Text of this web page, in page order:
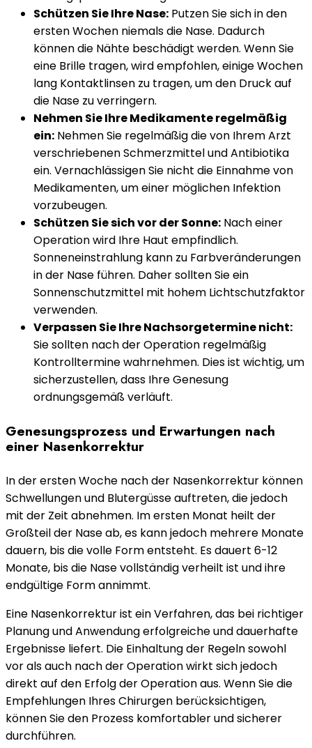
Schützen Sie Ihre Nase: Putzen Sie sich in den
ersten Wochen niemals die Nase. Dadurch
können die Nähte beschädigt werden. Wenn Sie
eine Brille tragen, wird empfohlen, einige Wochen
lang Kontaktlinsen zu tragen, um den Druck auf
die Nase zu verringern.
Nehmen Sie Ihre Medikamente regelmäßig
ein: Nehmen Sie regelmäßig die von Ihrem Arzt
verschriebenen Schmerzmittel und Antibiotika
ein. Vernachlässigen Sie nicht die Einnahme von
Medikamenten, um einer möglichen Infektion
vorzubeugen.
Schützen Sie sich vor der Sonne: Nach einer
Operation wird Ihre Haut empfindlich.
Sonneneinstrahlung kann zu Farbveränderungen
in der Nase führen. Daher sollten Sie ein
Sonnenschutzmittel mit hohem Lichtschutzfaktor
verwenden.
Verpassen Sie Ihre Nachsorgetermine nicht:
Sie sollten nach der Operation regelmäßig
Kontrolltermine wahrnehmen. Dies ist wichtig, um
sicherzustellen, dass Ihre Genesung
ordnungsgemäß verläuft.
Genesungsprozess und Erwartungen nach
einer Nasenkorrektur
In der ersten Woche nach der Nasenkorrektur können
Schwellungen und Blutergüsse auftreten, die jedoch
mit der Zeit abnehmen. Im ersten Monat heilt der
Großteil der Nase ab, es kann jedoch mehrere Monate
dauern, bis die volle Form entsteht. Es dauert 6-12
Monate, bis die Nase vollständig verheilt ist und ihre
endgültige Form annimmt.
Eine Nasenkorrektur ist ein Verfahren, das bei richtiger
Planung und Anwendung erfolgreiche und dauerhafte
Ergebnisse liefert. Die Einhaltung der Regeln sowohl
vor als auch nach der Operation wirkt sich jedoch
direkt auf den Erfolg der Operation aus. Wenn Sie die
Empfehlungen Ihres Chirurgen berücksichtigen,
können Sie den Prozess komfortabler und sicherer
durchführen.